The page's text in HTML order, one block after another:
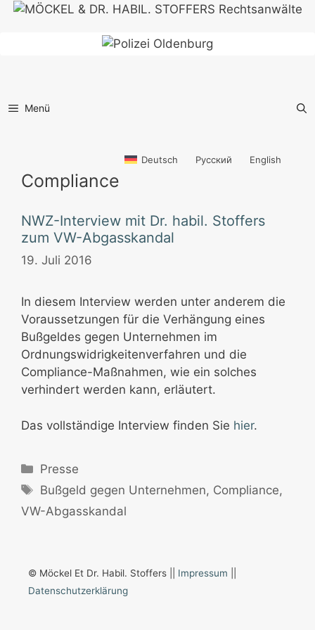
Zum
Menü
Deutsch Русский English
Compliance
NWZ-Interview mit Dr. habil. Stoffers
zum VW-Abgasskandal
19. Juli 2016
In diesem Interview werden unter anderem die
Voraussetzungen für die Verhängung eines
Bußgeldes gegen Unternehmen im
Ordnungswidrigkeitenverfahren und die
Compliance-Maßnahmen, wie ein solches
verhindert werden kann, erläutert.
Das vollständige Interview finden Sie hier.
Kategorien
Presse
Schlagwörter
Bußgeld gegen Unternehmen, Compliance,
VW-Abgasskandal
© Möckel Et Dr. Habil. Stoffers || Impressum
Datenschutzerklärung